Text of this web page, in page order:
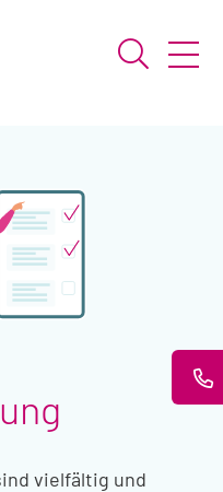
Suche
vielfältig und